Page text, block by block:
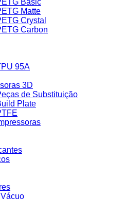
Basic
Matte
Crystal
Carbon
95A
3D
de Substituição
Plate